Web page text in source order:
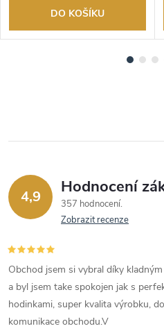
DO KOŠÍKU
4,9 Hodnocení
357 hodnocení
Zobrazit recenze
Obchod jsem si vybral díky
a byl jsem take spokojen jak s
hodinkami, super kvalita výrobku,
komunikace obchodu.V